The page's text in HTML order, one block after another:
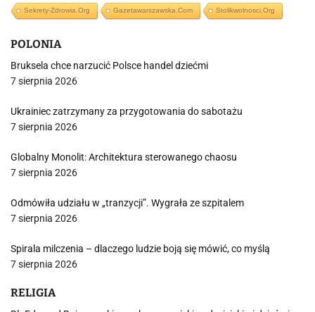
Sekrety-Zdrowia.org Gazetawarszawska.com Stolikwolnosci.org
POLONIA
Bruksela chce narzucić Polsce handel dziećmi
7 sierpnia 2026
Ukrainiec zatrzymany za przygotowania do sabotażu
7 sierpnia 2026
Globalny Monolit: Architektura sterowanego chaosu
7 sierpnia 2026
Odmówiła udziału w „tranzycji”. Wygrała ze szpitalem
7 sierpnia 2026
Spirala milczenia – dlaczego ludzie boją się mówić, co myślą
7 sierpnia 2026
RELIGIA